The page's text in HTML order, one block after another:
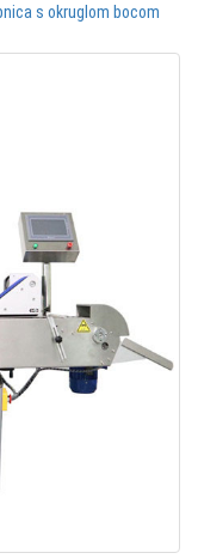
s okruglom bocom